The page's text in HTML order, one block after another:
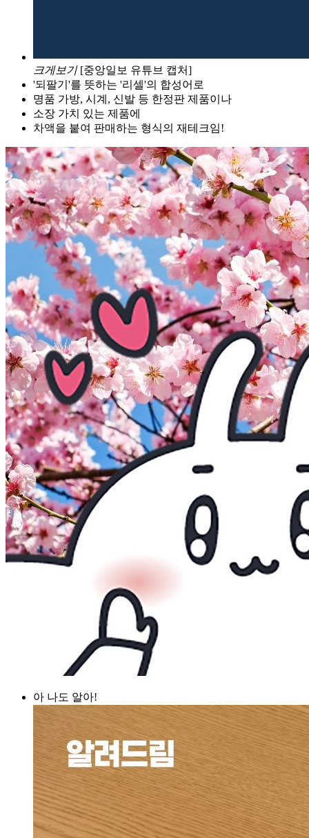
크게보기 [중앙일보 유튜브 캡처]
'되팔기'를 뜻하는 '리셀'의 합성어로
명품 가방, 시계, 신발 등 한정판 제품이나
소장 가치 있는 제품에
차액을 붙여 판매하는 형식의 재테크임!
아 나도 알아!